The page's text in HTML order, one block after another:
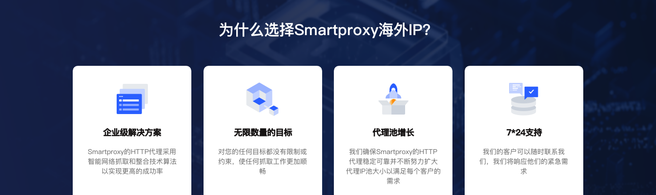
为什么选择Smartproxy海外IP？
企业级解决方案
Smartproxy的HTTP代理采用
智能网络抓取和整合技术算法
以实现更高的成功率
无限数量的目标
对您的任何目标都没有限制或
约束，使任何抓取工作更加顺
畅
代理池增长
我们确保Smartproxy的HTTP
代理稳定可靠并不断努力扩大
代理IP池大小以满足每个客户的
需求
7*24支持
我们的客户可以随时联系我
们，我们将响应他们的紧急需
求